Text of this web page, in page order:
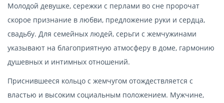
Молодой девушке, сережки с перлами во сне пророчат
скорое признание в любви, предложение руки и сердца,
свадьбу. Для семейных людей, серьги с жемчужинами
указывают на благоприятную атмосферу в доме, гармонию
душевных и интимных отношений.
Приснившееся кольцо с жемчугом отождествляется с
властью и высоким социальным положением. Мужчине,